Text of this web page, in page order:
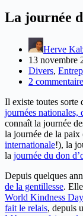
La journée
Herve
13 novembre
Divers,
2
Il existe toutes sorte
journées nationales,
connaît la journée
la journée de la
internationale!), la
la journée du don
Depuis quelques
de la gentillesse.
World Kindness Day
fait le relais, depuis